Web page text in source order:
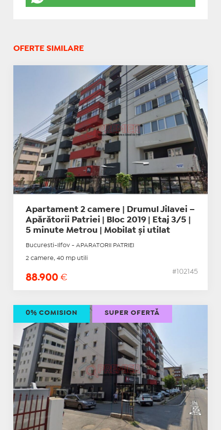
OFERTE SIMILARE
Apartament 2 camere | Drumul Jilavei –
Apărătorii Patriei | Bloc 2019 | Etaj 3/5 |
5 minute Metrou | Mobilat și utilat
Bucuresti-Ilfov - APARATORII PATRIEI
2 camere, 40 mp utili
88.900 €
#102145
0% COMISION SUPER OFERTĂ